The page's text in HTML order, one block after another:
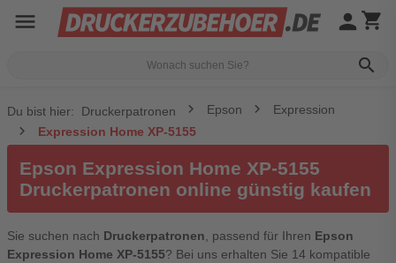
menu
search
person shopping_cart
Du bist hier: Druckerpatronen Epson
Expression
Expression Home XP-5155
Epson Expression Home XP-5155
Druckerpatronen online günstig kaufen
Sie suchen nach Druckerpatronen, passend für Ihren Epson
Expression Home XP-5155? Bei uns erhalten Sie 14 kompatible